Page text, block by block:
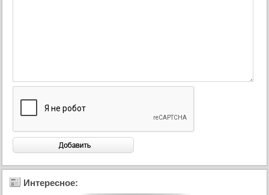
49 серия
50 серия
51 серия
52 серия
53 серия
54 серия
55 серияИнтересное: